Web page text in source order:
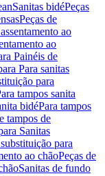
Sanitas bidéPeças
Peças de
ao
ao
Painéis de
Para sanitas
para
tampos sanita
bidéPara tampos
tampos de
Sanitas
para
ao chãoPeças de
Sanitas de fundo